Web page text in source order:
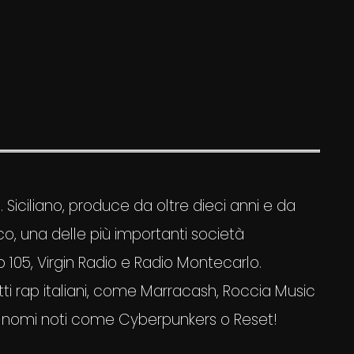
produce da oltre dieci anni e da
una delle più importanti società
Virgin Radio e Radio Montecarlo.
rap italiani, come Marracash, Roccia Music
noti come Cyberpunkers o Reset!